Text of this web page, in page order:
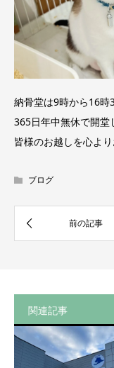
納骨堂は9時から16時
365日年中無休で開堂
皆様のお越しを心よ
ブログ
関連記事